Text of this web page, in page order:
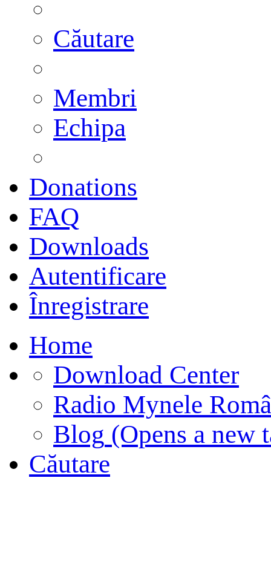
Căutare
Membri
Echipa
Donations
FAQ
Downloads
Autentificare
Înregistrare
Home
Download Center
Radio Mynele
Blog (Opens a new
Căutare